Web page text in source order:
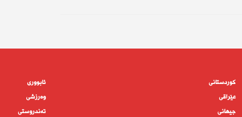
کوردستانى
عێراقی
جیهانى
ئابوورى
وەرزشی
تەندروستى